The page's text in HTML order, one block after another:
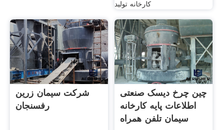
کارخانه تولید
شرکت سیمان زرین
رفسنجان
چین چرخ دیسک صنعتی
اطلاعات پایه کارخانه
سیمان تلفن همراه